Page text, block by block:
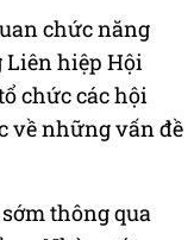
chức năng
Liên hiệp Hội
chức các hội
về những vấn đề
thông qua